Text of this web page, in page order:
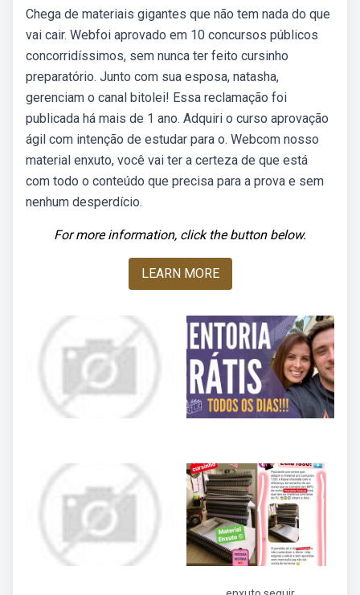
Chega de materiais gigantes que não tem nada do que
vai cair. Webfoi aprovado em 10 concursos públicos
concorridíssimos, sem nunca ter feito cursinho
preparatório. Junto com sua esposa, natasha,
gerenciam o canal bitolei! Essa reclamação foi
publicada há mais de 1 ano. Adquiri o curso aprovação
ágil com intenção de estudar para o. Webcom nosso
material enxuto, você vai ter a certeza de que está
com todo o conteúdo que precisa para a prova e sem
nenhum desperdício.
For more information, click the button below.
LEARN MORE